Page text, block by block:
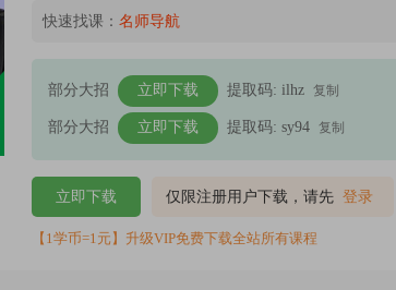
快速找课： 名师导航
部分大招 立即下载 提取码: ilhz 复制
部分大招 立即下载 提取码: sy94 复制
仅限注册用户下载，请先 登录
立即下载
【1学币=1元】升级VIP免费下载全站所有课程